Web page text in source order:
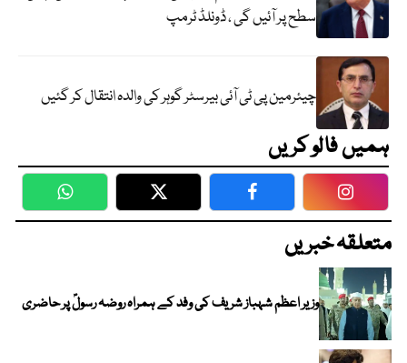
سطح پر آئیں گی ، ڈونلڈ ٹرمپ
چیئرمین پی ٹی آئی بیرسٹر گوہر کی والدہ انتقال کر گئیں
ہمیں فالو کریں
WhatsApp Twitter Facebook
متعلقہ خبریں
وزیر اعظم شہباز شریف کی وفد کے ہمراہ روضہ رسولؐ پر حاضری